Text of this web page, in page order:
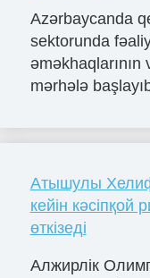
Azərbaycanda
sektorunda
mərhələ
Атышулы
кейін кәсіпқой
өткізеді
Алжирлік